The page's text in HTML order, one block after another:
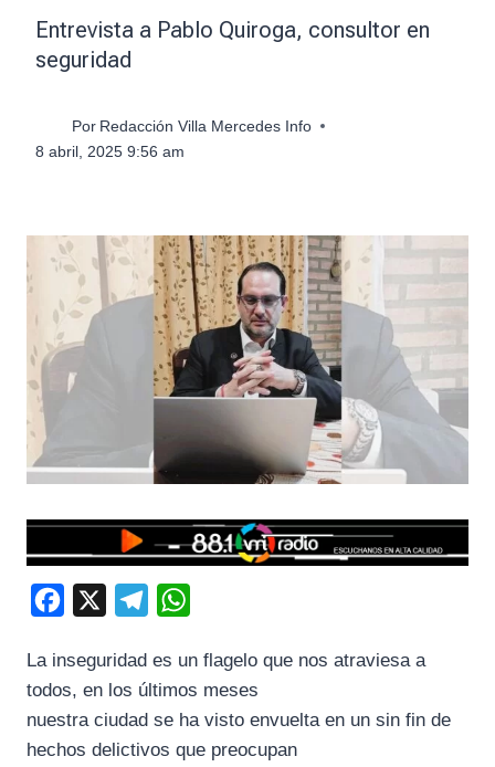
Entrevista a Pablo Quiroga, consultor en
seguridad
Por Redacción Villa Mercedes Info
8 abril, 2025 9:56 am
c
e
b
e
g
a
t
s
La inseguridad es un flagelo que nos atraviesa a
todos, en los últimos meses
nuestra ciudad se ha visto envuelta en un sin fin de
hechos delictivos que preocupan